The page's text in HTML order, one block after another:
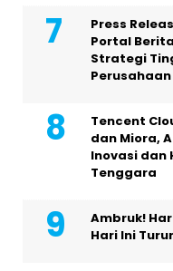
Press
Portal
Strategi
Perusahaan
Tencent
dan Miora,
Inovasi dan
Tenggara
Ambruk!
Hari Ini